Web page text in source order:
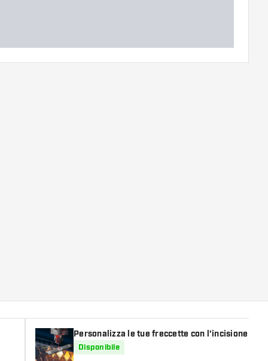
Personalizza le tue freccette con l'incisione
Disponibile